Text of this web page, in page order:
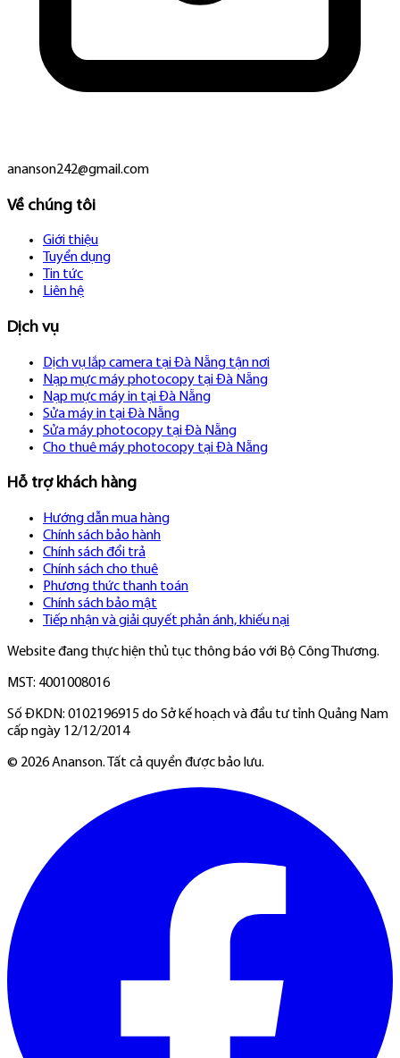
ananson242@gmail.com
Về chúng tôi
Giới thiệu
Tuyển dụng
Tin tức
Liên hệ
Dịch vụ
Dịch vụ lắp camera tại Đà Nẵng tận nơi
Nạp mực máy photocopy tại Đà Nẵng
Nạp mực máy in tại Đà Nẵng
Sửa máy in tại Đà Nẵng
Sửa máy photocopy tại Đà Nẵng
Cho thuê máy photocopy tại Đà Nẵng
Hỗ trợ khách hàng
Hướng dẫn mua hàng
Chính sách bảo hành
Chính sách đổi trả
Chính sách cho thuê
Phương thức thanh toán
Chính sách bảo mật
Tiếp nhận và giải quyết phản ánh, khiếu nại
Website đang thực hiện thủ tục thông báo với Bộ Công Thương.
MST: 4001008016
Số ĐKDN: 0102196915 do Sở kế hoạch và đầu tư tỉnh Quảng Nam
cấp ngày 12/12/2014
© 2026Ananson. Tất cả quyền được bảo lưu.